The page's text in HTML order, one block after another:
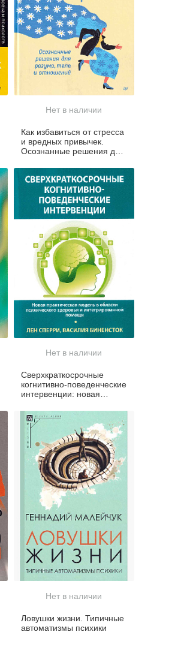
Нет в наличии
Как избавиться от стресса
и вредных привычек.
Осознанные решения для
Нет в наличии
Сверхкраткосрочные
когнитивно-поведенческие
интервенции: новая
области психического
здоровья и
интегрированной помощи
Нет в наличии
Ловушки жизни. Типичные
автоматизмы психики